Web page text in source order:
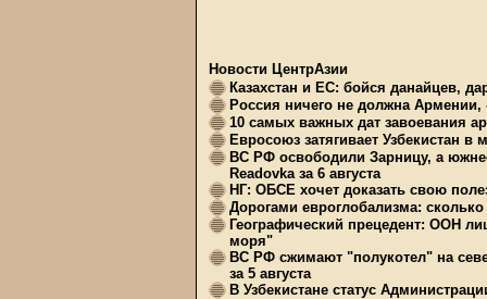
Новости ЦентрАзии
Казахстан и ЕС: бойся данайцев,
Россия ничего не должна Армении,
10 самых важных дат завоевания
Евросоюз затягивает Узбекистан
ВС РФ освободили Зарницу, а
Readovka за 6 августа
НГ: ОБСЕ хочет доказать свою
Дорогами евроглобализма:
Географический прецедент: ООН
моря"
ВС РФ сжимают "полукотел" на
за 5 августа
В Узбекистане статус